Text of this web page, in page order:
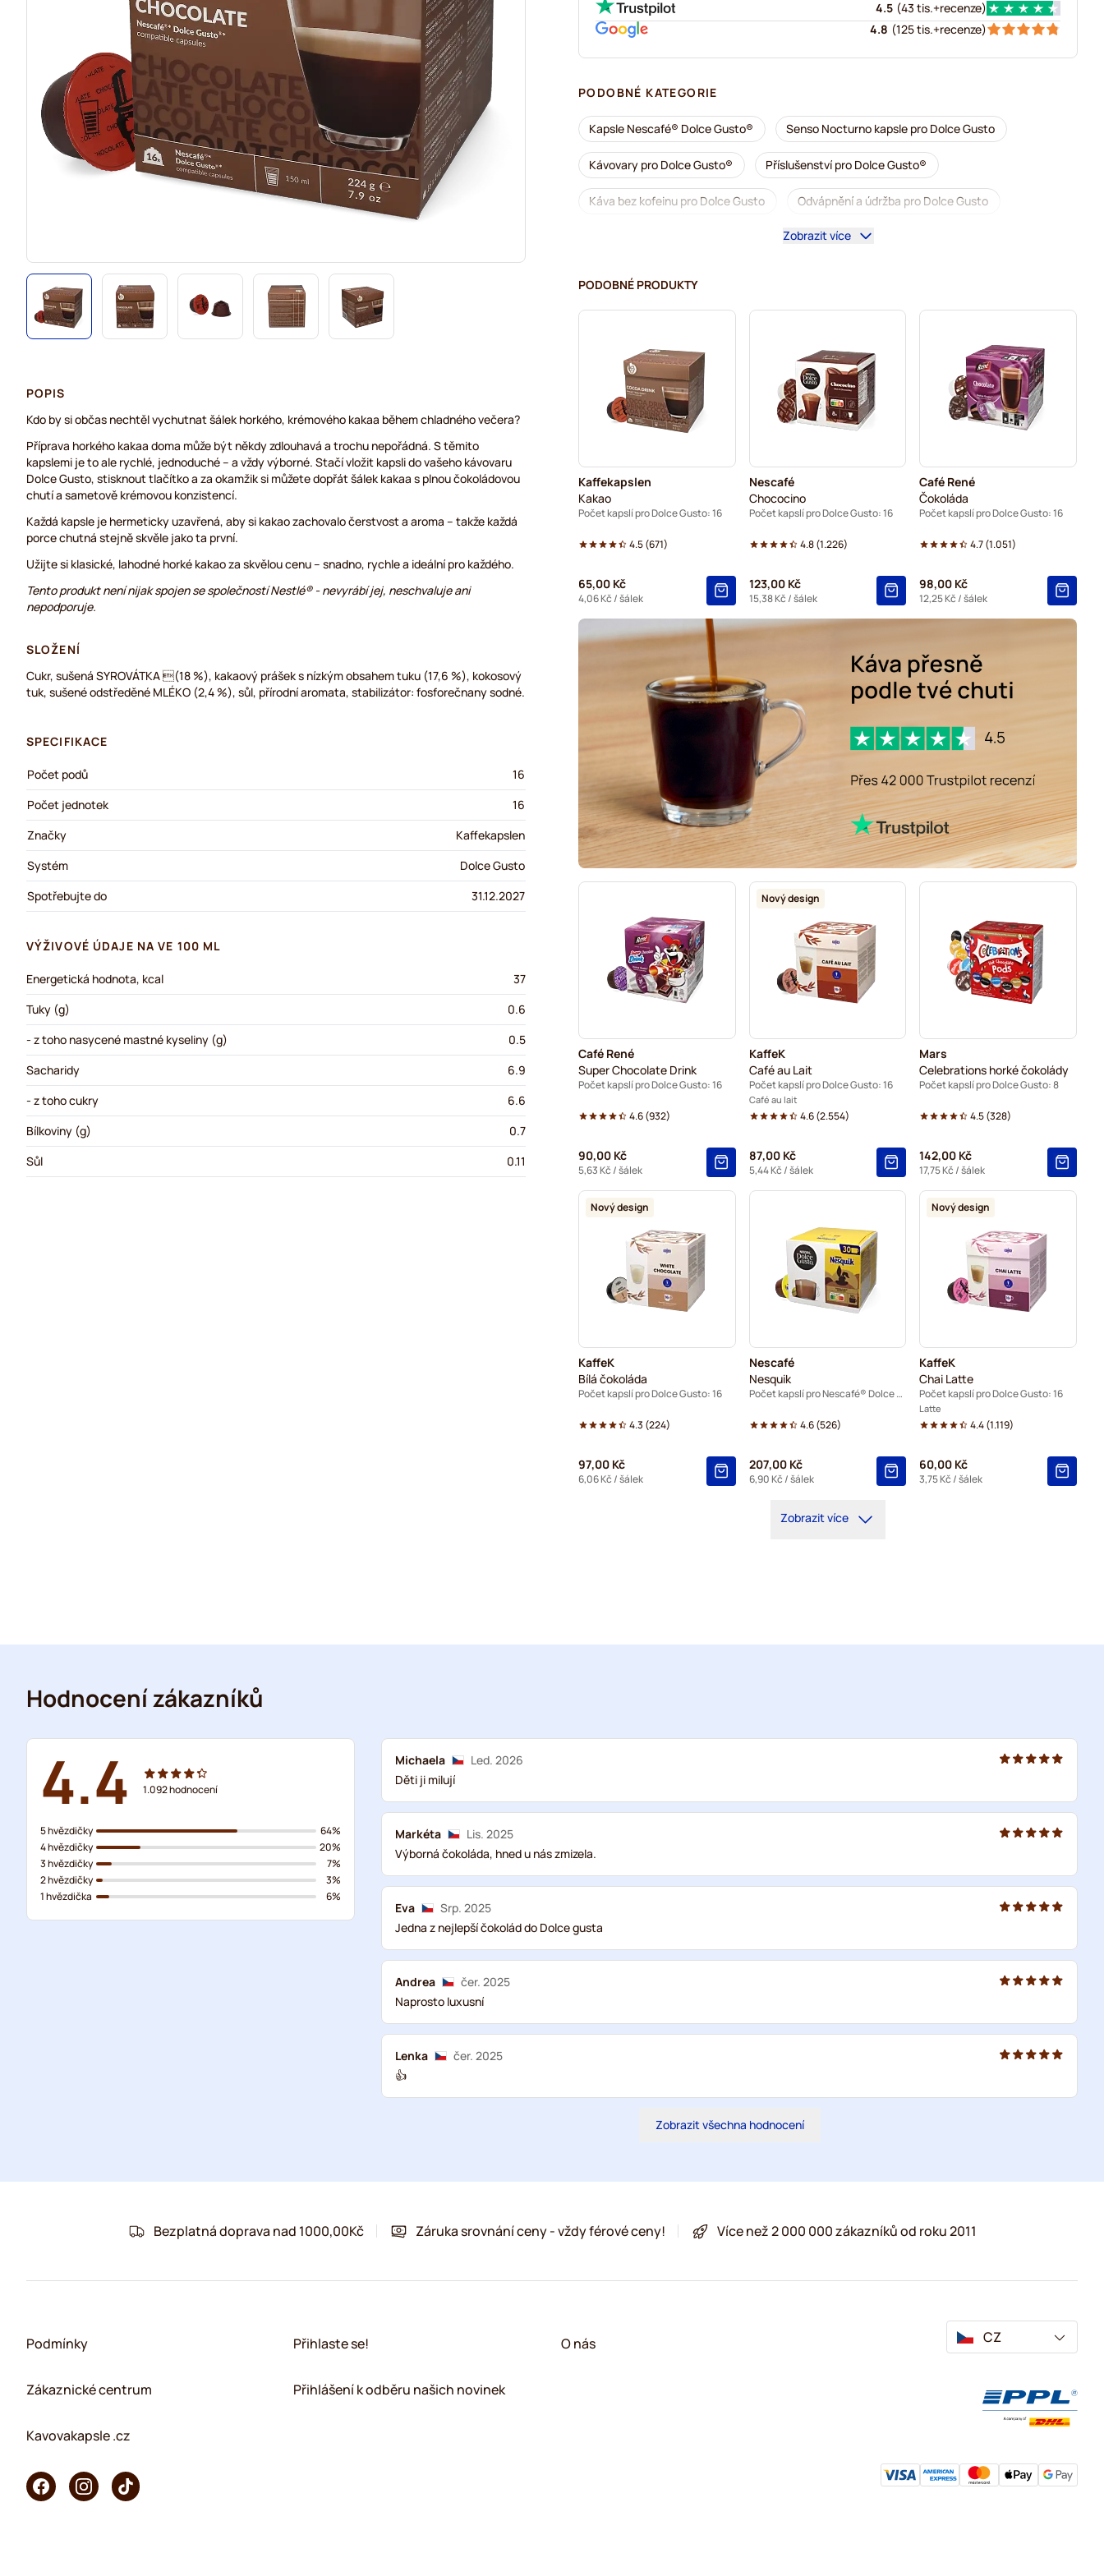
4.5 (43 tis.+recenze)
4.8 (125 tis.+recenze)
PODOBNÉ KATEGORIE
Kapsle Nescafé® Dolce Gusto® Senso Nocturno kapsle pro Dolce Gusto
Kávovary pro Dolce Gusto® Příslušenství pro Dolce Gusto®
Káva bez kofeinu pro Dolce Gusto Odvápnění a údržba pro Dolce Gusto
Segafredo kávové kapsle pro Dolce Gusto
Dolce Vita kapsle pro Dolce Gusto Kapsle pro Dolce Gusto®
Gimoka kapsle pro Dolce Gusto
Starbucks® kapsle pro Dolce Gusto Kaffekapslen kávové kapsle pro Dolce Gusto
Starbucks® Grande kávové kapsle pro Dolce Gusto
Zobrazit více
PODOBNÉ PRODUKTY
Kaffekapslen
Kakao
Počet kapslí pro Dolce Gusto: 16
4.5(671)
65,00 Kč
4,06 Kč / šálek
Nescafé
Chococino
Počet kapslí pro Dolce Gusto: 16
4.8(1.226)
123,00 Kč
15,38 Kč / šálek
Café René
Čokoláda
Počet kapslí pro Dolce Gusto: 16
4.7(1.051)
98,00 Kč
12,25 Kč / šálek
Café René
Super Chocolate Drink
Počet kapslí pro Dolce Gusto: 16
4.6(932)
90,00 Kč
5,63 Kč / šálek
Nový design
KaffeK
Café au Lait
Počet kapslí pro Dolce Gusto: 16
Café au lait
4.6(2.554)
87,00 Kč
5,44 Kč / šálek
Mars
Celebrations horké čokolády
Počet kapslí pro Dolce Gusto: 8
4.5(328)
142,00 Kč
17,75 Kč / šálek
Nový design
KaffeK
Bílá čokoláda
Počet kapslí pro Dolce Gusto: 16
4.3 (224)
97,00 Kč
6,06 Kč / šálek
Nescafé
Nesquik
Počet kapslí pro Nescafé® Dolce Gusto: 30
4.6(526)
207,00 Kč
6,90 Kč / šálek
Nový design
KaffeK
Chai Latte
Počet kapslí pro Dolce Gusto: 16
Latte
4.4(1.119)
60,00 Kč
3,75 Kč / šálek
Zobrazit více
POPIS
Kdo by si občas nechtěl vychutnat šálek horkého, krémového kakaa během chladného večera?
Příprava horkého kakaa doma může být někdy zdlouhavá a trochu nepořádná. S těmito
kapslemi je to ale rychlé, jednoduché – a vždy výborné. Stačí vložit kapsli do vašeho kávovaru
Dolce Gusto, stisknout tlačítko a za okamžik si můžete dopřát šálek kakaa s plnou čokoládovou
chutí a sametově krémovou konzistencí.
Každá kapsle je hermeticky uzavřená, aby si kakao zachovalo čerstvost a aroma – takže každá
porce chutná stejně skvěle jako ta první.
Užijte si klasické, lahodné horké kakao za skvělou cenu – snadno, rychle a ideální pro každého.
Tento produkt není nijak spojen se společností Nestlé® - nevyrábí jej, neschvaluje ani
nepodporuje.
SLOŽENÍ
Cukr, sušená SYROVÁTKA (18 %), kakaový prášek s nízkým obsahem tuku (17,6 %), kokosový
tuk, sušené odstředěné MLÉKO (2,4 %), sůl, přírodní aromata, stabilizátor: fosforečnany sodné.
SPECIFIKACE
Počet podů
16
Počet jednotek
16
Značky
Kaffekapslen
Systém
Dolce Gusto
Spotřebujte do
31.12.2027
VÝŽIVOVÉ ÚDAJE NA VE 100 ML
Energetická hodnota, kcal
37
Tuky (g)
0.6
- z toho nasycené mastné kyseliny (g)
0.5
Sacharidy
6.9
- z toho cukry
6.6
Bílkoviny (g)
0.7
Sůl
0.11
Hodnocení zákazníků
4.4 1.092hodnocení
5 hvězdičky
4 hvězdičky
3 hvězdičky
2 hvězdičky
1 hvězdička
64%
20%
7%
3%
6%
Michaela
Led. 2026
Děti ji milují
Markéta
Lis. 2025
Výborná čokoláda, hned u nás zmizela.
Eva
Srp. 2025
Jedna z nejlepší čokolád do Dolce gusta
Andrea
čer. 2025
Naprosto luxusní
Lenka
čer. 2025
👍
Zobrazit všechna hodnocení
Bezplatná doprava nad 1000,00Kč Záruka srovnání ceny - vždy férové ceny! Více než 2 000 000 zákazníků od roku 2011
Podmínky
Zákaznické centrum
Kavovakapsle .cz
Přihlaste se!
Přihlášení k odběru našich novinek
O nás CZ